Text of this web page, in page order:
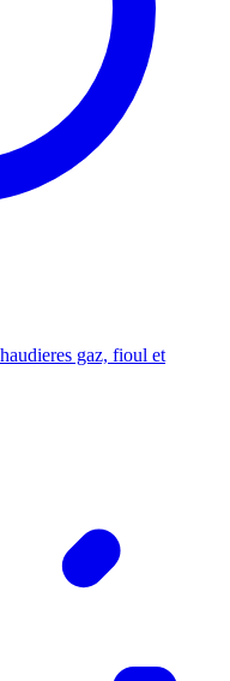
gaz, fioul et